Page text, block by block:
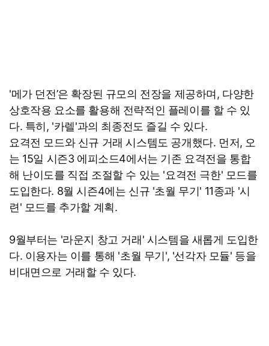
'메가 던전’은 확장된 규모의 전장을 제공하며, 다양한
상호작용 요소를 활용해 전략적인 플레이를 할 수 있
다. 특히, '카렐'과의 최종전도 즐길 수 있다.
요격전 모드와 신규 거래 시스템도 공개했다. 먼저, 오
는 15일 시즌3 에피소드4에서는 기존 요격전을 통합
해 난이도를 직접 조절할 수 있는 '요격전 극한' 모드를
도입한다. 8월 시즌4에는 신규 '초월 무기' 11종과 '시
련' 모드를 추가할 계획.
9월부터는 '라운지 창고 거래' 시스템을 새롭게 도입한
다. 이용자는 이를 통해 '초월 무기', '선각자 모듈' 등을
비대면으로 거래할 수 있다.